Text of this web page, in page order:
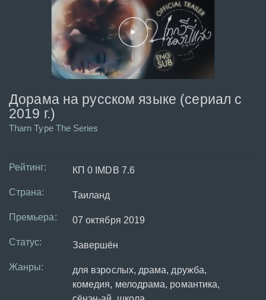
Дорама на русском языке (сериал с
2019 г.)
Tharn Type The Series
Рейтинг: КП 0 IMDB 7.6
Страна: Таиланд
Премьера: 07 октября 2019
Статус: Завершён
Жанры:
для взрослых, драма, дружба,
комедия, мелодрама, романтика,